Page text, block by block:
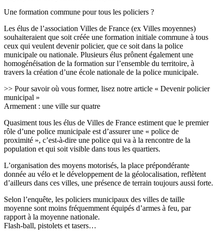
Une formation commune pour tous les policiers ?
Les élus de l’association Villes de France (ex Villes moyennes)
souhaiteraient que soit créée une formation initiale commune à tous
ceux qui veulent devenir policier, que ce soit dans la police
municipale ou nationale. Plusieurs élus prônent également une
homogénéisation de la formation sur l’ensemble du territoire, à
travers la création d’une école nationale de la police municipale.
>> Pour savoir où vous former, lisez notre article « Devenir policier
municipal »
Armement : une ville sur quatre
Quasiment tous les élus de Villes de France estiment que le premier
rôle d’une police municipale est d’assurer une « police de
proximité », c’est-à-dire une police qui va à la rencontre de la
population et qui soit visible dans tous les quartiers.
L’organisation des moyens motorisés, la place prépondérante
donnée au vélo et le développement de la géolocalisation, reflètent
d’ailleurs dans ces villes, une présence de terrain toujours aussi forte.
Selon l’enquête, les policiers municipaux des villes de taille
moyenne sont moins fréquemment équipés d’armes à feu, par
rapport à la moyenne nationale.
Flash-ball, pistolets et tasers…